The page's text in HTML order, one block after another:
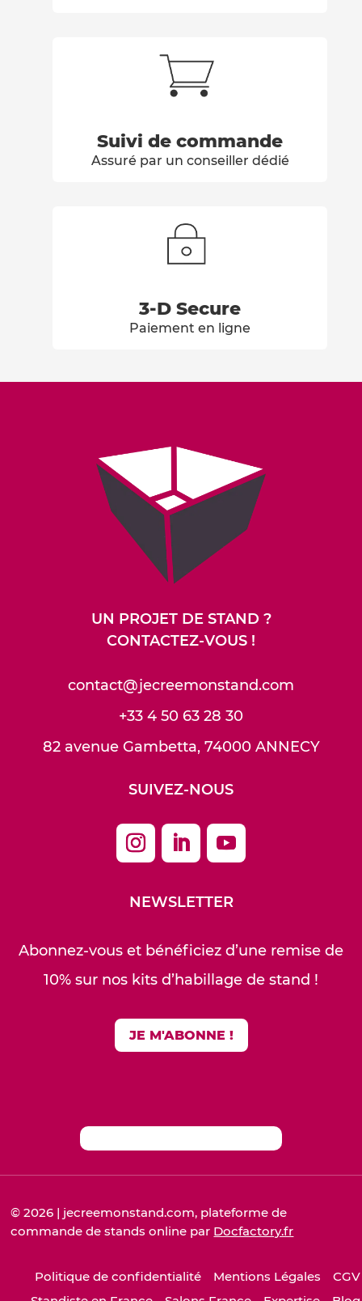
Suivi de commande
Assuré par un conseiller dédié
3-D Secure
Paiement en ligne
UN PROJET DE STAND ?
CONTACTEZ-VOUS !
contact@jecreemonstand.com
+33 4 50 63 28 30
82 avenue Gambetta, 74000 ANNECY
SUIVEZ-NOUS
NEWSLETTER
Abonnez-vous et bénéficiez d’une remise de
10% sur nos kits d’habillage de stand !
JE M'ABONNE !
© 2026 | jecreemonstand.com, plateforme de
commande de stands online par Docfactory.fr
Politique de confidentialité Mentions Légales
CGV